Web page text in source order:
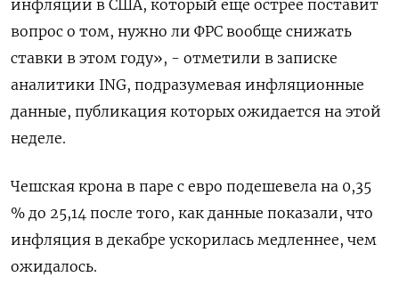
инфляции в США, который еще острее поставит
вопрос о том, нужно ли ФРС вообще снижать
ставки в этом году», - отметили в записке
аналитики ING, подразумевая инфляционные
данные, публикация которых ожидается на этой
неделе.
Чешская крона в паре с евро подешевела на 0,35
% до 25,14 после того, как данные показали, что
инфляция в декабре ускорилась медленнее, чем
ожидалось.